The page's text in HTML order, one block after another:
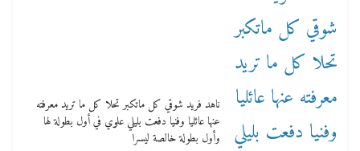
ناهد فريد شوقي كل ماتكبر تحلا كل ما تريد معرفته
عنها عائليا وفنيا دفعت بليلي علوي في أول بطولة لها
وأول بطولة خالصة ليسرا